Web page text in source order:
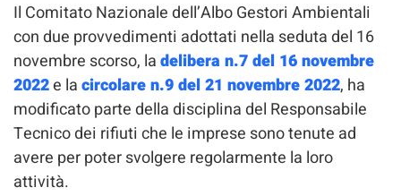
Il Comitato Nazionale dell’Albo Gestori Ambientali
con due provvedimenti adottati nella seduta del 16
novembre scorso, ladelibera n.7 del 16 novembre
2022e lacircolare n.9 del 21 novembre 2022, ha
modificato parte della disciplina del Responsabile
Tecnico dei rifiuti che le imprese sono tenute ad
avere per poter svolgere regolarmente la loro
attività.